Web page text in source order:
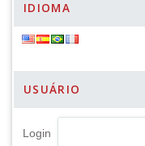
IDIOMA
USUÁRIO
Login